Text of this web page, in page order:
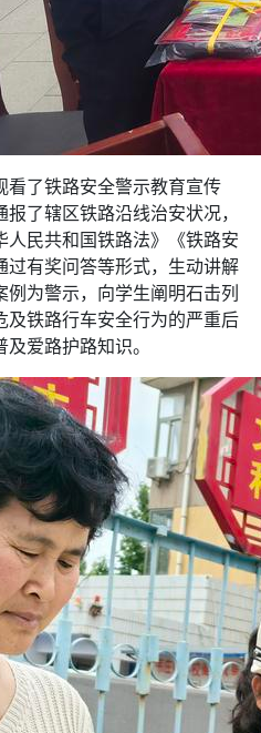
了铁路安全警示教育宣传
了辖区铁路沿线治安状况，
民共和国铁路法》《铁路安
有奖问答等形式，生动讲解
为警示，向学生阐明石击列
铁路行车安全行为的严重后
爱路护路知识。